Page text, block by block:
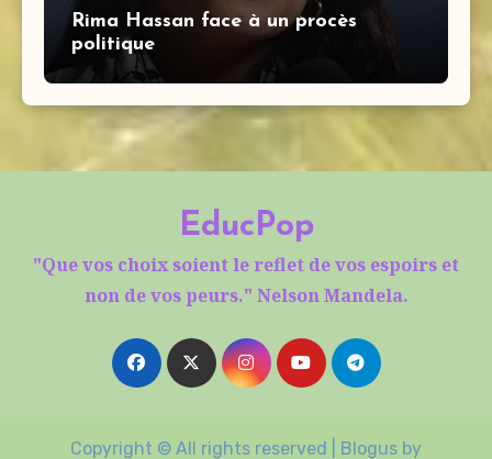
Rima Hassan face à un procès
politique
EducPop
"Que vos choix soient le reflet de vos espoirs et
non de vos peurs." Nelson Mandela.
Copyright © All rights reserved Blogus by